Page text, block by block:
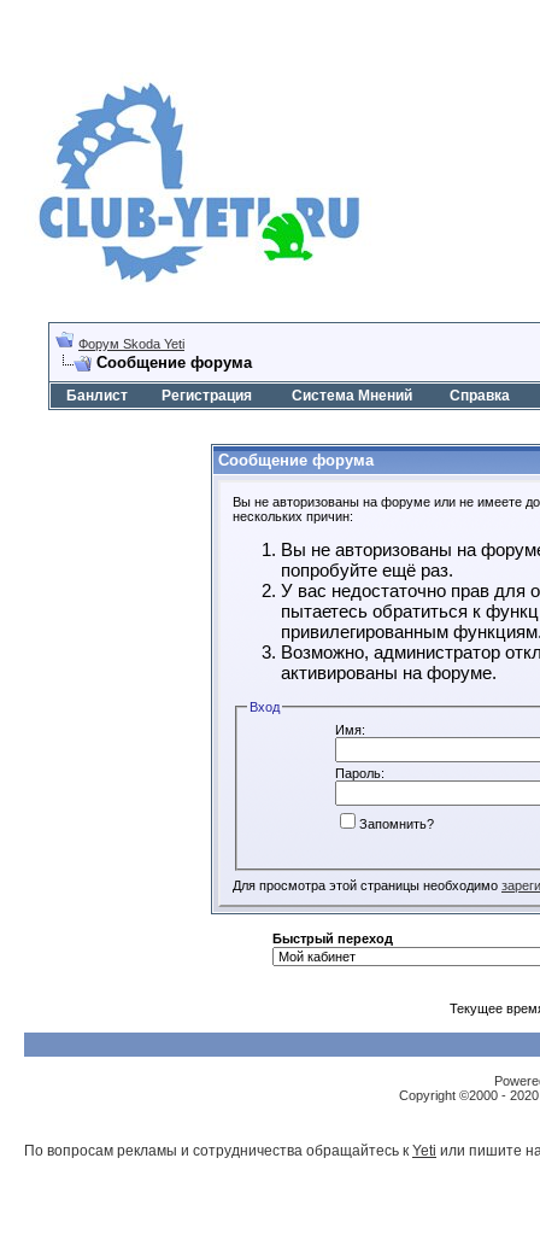
Форум Skoda Yeti
Сообщение форума
Банлист Регистрация Система Мнений Справка
Сообщение форума
Вы не авторизованы на форуме или не имеете
нескольких причин:
Вы не авторизованы на
попробуйте ещё раз.
У вас недостаточно прав для
пытаетесь обратиться к
привилегированным
Возможно, администратор
активированы на форуме.
Вход
Имя:
Пароль:
Запомнить?
Для просмотра этой страницы необходимо
Быстрый переход
Текущее
Copyright ©2000 -
По вопросам рекламы и сотрудничества обращайтесь к Yeti или пишите